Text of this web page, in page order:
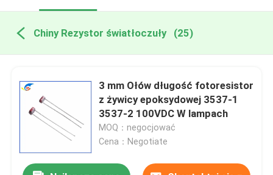
Chiny Rezystor światłoczuły (25)
3 mm Ołów długość fotoresistor
z żywicy epoksydowej 3537-1
3537-2 100VDC W lampach
MOQ：negocjować
Cena：Negotiate